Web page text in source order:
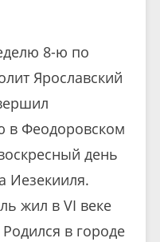
8-ю по
Ярославский
в Феодоровском
день
Иезекииля.
жил в VI веке
в городе